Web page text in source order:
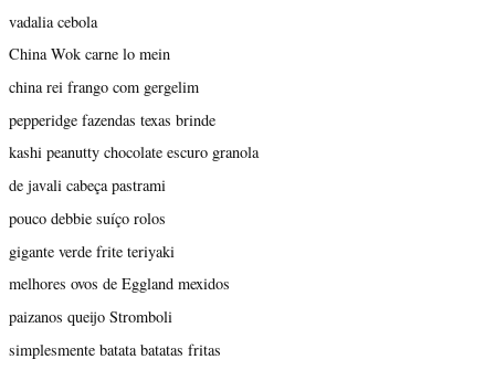
vadalia cebola
China Wok carne lo mein
china rei frango com gergelim
pepperidge fazendas texas brinde
kashi peanutty chocolate escuro granola
de javali cabeça pastrami
pouco debbie suíço rolos
gigante verde frite teriyaki
melhores ovos de Eggland mexidos
paizanos queijo Stromboli
simplesmente batata batatas fritas